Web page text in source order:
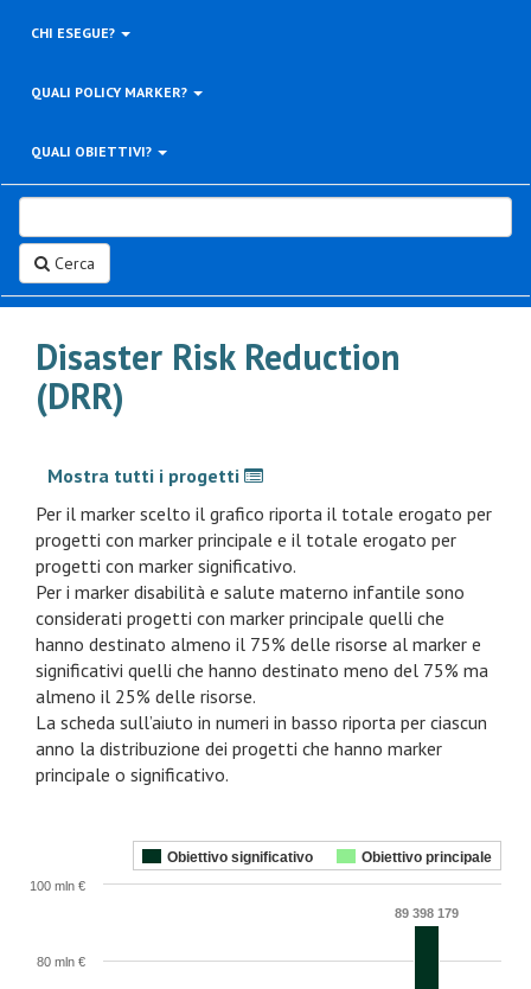
CHI ESEGUE?
QUALI POLICY MARKER?
QUALI OBIETTIVI?
Cerca
Disaster Risk Reduction
(DRR)
Mostra tutti i progetti
Per il marker scelto il grafico riporta il totale erogato per
progetti con marker principale e il totale erogato per
progetti con marker significativo.
Per i marker disabilità e salute materno infantile sono
considerati progetti con marker principale quelli che
hanno destinato almeno il 75% delle risorse al marker e
significativi quelli che hanno destinato meno del 75% ma
almeno il 25% delle risorse.
La scheda sull’aiuto in numeri in basso riporta per ciascun
anno la distribuzione dei progetti che hanno marker
principale o significativo.
89 398 179
Obiettivo significativo Obiettivo principale
80 mln €
100 mln €